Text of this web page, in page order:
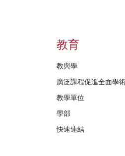
教育
教與學
廣泛課程促進全面學
教學單位
學部
快速連結